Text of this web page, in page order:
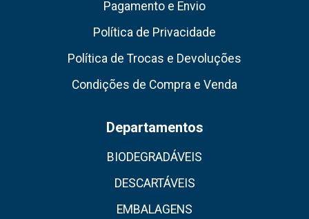
Pagamento e Envio
Política de Privacidade
Política de Trocas e Devoluções
Condições de Compra e Venda
Departamentos
BIODEGRADÁVEIS
DESCARTÁVEIS
EMBALAGENS